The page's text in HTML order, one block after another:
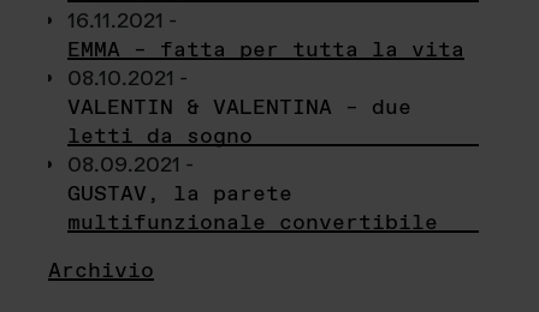
16.11.2021 -
EMMA – fatta per tutta la vita
08.10.2021 -
VALENTIN & VALENTINA – due
letti da sogno
08.09.2021 -
GUSTAV, la parete
multifunzionale convertibile
Archivio